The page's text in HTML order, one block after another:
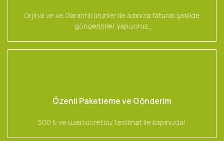
Orjinal ve ve Garantili ürünler ile adınıza faturalı şekilde
gönderimler yapıyoruz.
Özenli Paketleme ve Gönderim
500 ₺ ve üzeri ücretsiz teslimat ile kapınızda!